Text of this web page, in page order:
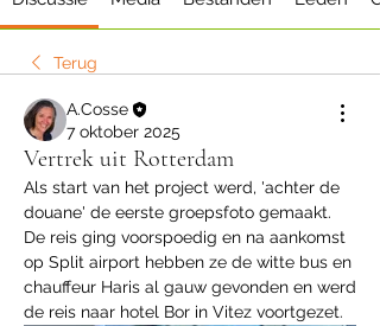
Terug
A.Cosse
7 oktober 2025
Vertrek uit Rotterdam
Als start van het project werd, 'achter de
douane' de eerste groepsfoto gemaakt.
De reis ging voorspoedig en na aankomst
op Split airport hebben ze de witte bus en
chauffeur Haris al gauw gevonden en werd
de reis naar hotel Bor in Vitez voortgezet.